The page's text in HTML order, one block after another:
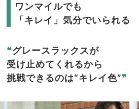
ワンマイルでも
「キレイ」気分でいられる
❝グレースラックスが
受け止めてくれるから
挑戦できるのは“キレイ色”❞